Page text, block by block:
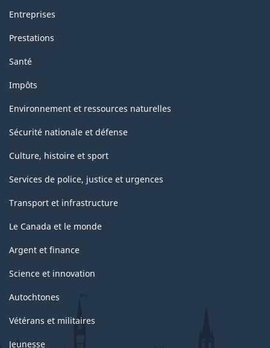
la
définition
1950
des
Nations
Unies)
-
la
classification
Entreprises
Prestations
Santé
Impôts
Environnement et ressources naturelles
Sécurité nationale et défense
Culture, histoire et sport
Services de police, justice et urgences
Transport et infrastructure
Le Canada et le monde
Argent et finance
Science et innovation
Autochtones
Vétérans et militaires
Jeunesse